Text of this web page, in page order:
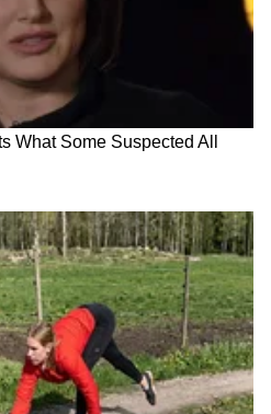
तुम्ही तिथे एक छोटंसं
एका कोपऱ्यात तुम्ही
कुंड्यांमध्ये झाडं लावू शकता.
केल्यास ते अधिक आकर्षक